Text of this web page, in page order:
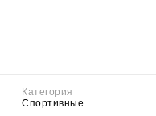
Категория
Спортивные